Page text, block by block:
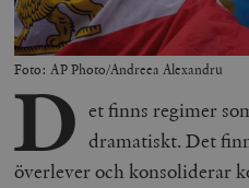
Foto: AP Photo/Andreea Alexandru
D et finns regimer
dramatiskt. Det
överlever och konsoliderar